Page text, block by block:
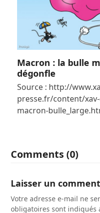
Macron : la bulle
dégonfle
Source : http://
presse.fr/content/
macron-
Comments (0)
Laisser un
Votre adresse e-mail ne
obligatoires sont indiqués